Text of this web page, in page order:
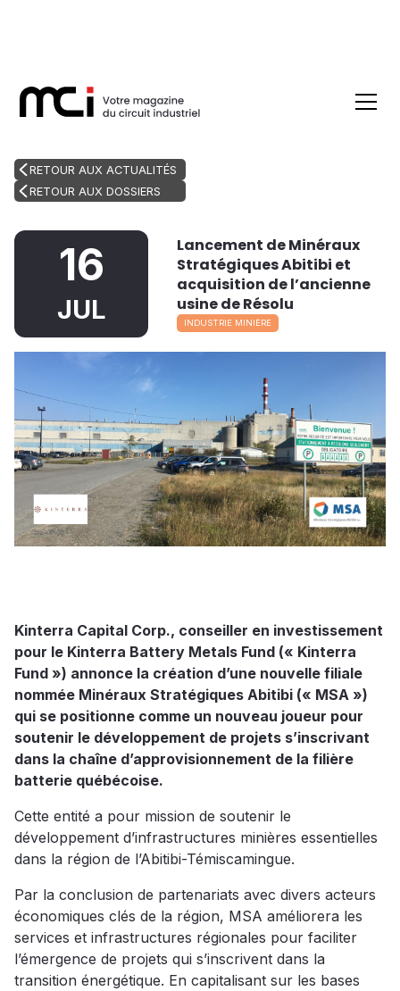
RETOUR AUX ACTUALITÉS
RETOUR AUX DOSSIERS
16
JUL
Lancement de Minéraux
Stratégiques Abitibi et
acquisition de l’ancienne
usine de Résolu
INDUSTRIE MINIÈRE
Kinterra Capital Corp., conseiller en investissement
pour le Kinterra Battery Metals Fund (« Kinterra
Fund ») annonce la création d’une nouvelle filiale
nommée Minéraux Stratégiques Abitibi (« MSA »)
qui se positionne comme un nouveau joueur pour
soutenir le développement de projets s’inscrivant
dans la chaîne d’approvisionnement de la filière
batterie québécoise.
Cette entité a pour mission de soutenir le
développement d’infrastructures minières essentielles
dans la région de l’Abitibi-Témiscamingue.
Par la conclusion de partenariats avec divers acteurs
économiques clés de la région, MSA améliorera les
services et infrastructures régionales pour faciliter
l’émergence de projets qui s’inscrivent dans la
transition énergétique. En capitalisant sur les bases